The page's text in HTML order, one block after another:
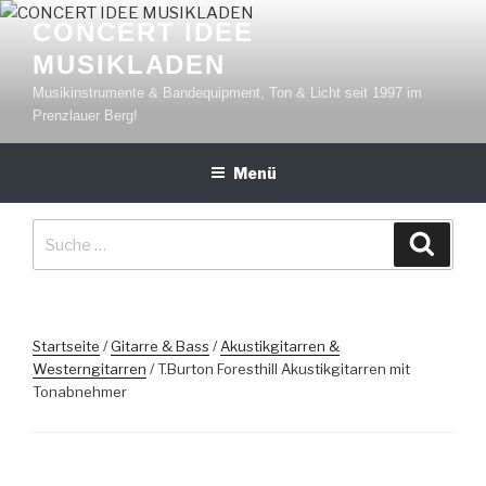
Zum
Inhalt
springen
CONCERT IDEE
MUSIKLADEN
Musikinstrumente & Bandequipment, Ton & Licht seit 1997 im
Prenzlauer Berg!
Menü
Startseite /Gitarre & Bass /Akustikgitarren &
Westerngitarren / T.Burton Foresthill Akustikgitarren mit
Tonabnehmer